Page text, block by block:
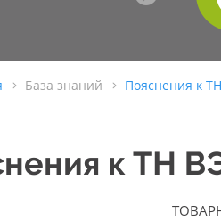
База знаний Пояснения к
к ТН